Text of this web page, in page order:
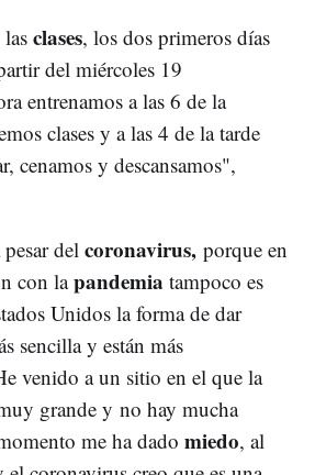
clases, los dos primeros días
del miércoles 19
entrenamos a las 6 de la
clases y a las 4 de la tarde
cenamos y descansamos",
del coronavirus, porque en
con lapandemia tampoco es
Unidos la forma de dar
sencilla y están más
venido a un sitio en el que la
grande y no hay mucha
me ha dado miedo, al